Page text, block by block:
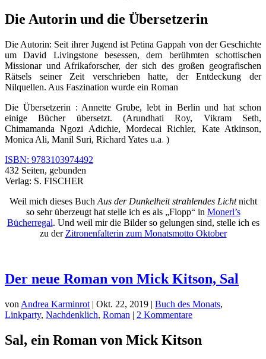
Die Autorin und die Übersetzerin
Die Autorin: Seit ihrer Jugend ist Petina Gappah von der Geschichte
um David Livingstone besessen, dem berühmten schottischen
Missionar und Afrikaforscher, der sich des großen geografischen
Rätsels seiner Zeit verschrieben hatte, der Entdeckung der
Nilquellen. Aus Faszination wurde ein Roman
Die Übersetzerin : Annette Grube, lebt in Berlin und hat schon
einige Bücher übersetzt. (Arundhati Roy, Vikram Seth,
Chimamanda Ngozi Adichie, Mordecai Richler, Kate Atkinson,
Monica Ali, Manil Suri, Richard Yates u.a. )
ISBN: 9783103974492
432 Seiten, gebunden
Verlag: S. FISCHER
Weil mich dieses Buch Aus der Dunkelheit strahlendes Lichtnicht
so sehr überzeugt hat stelle ich es als „Flopp“ in Monerl’s
Bücherregal. Und weil mir die Bilder so gelungen sind, stelle ich es
zu der Zitronenfalterin zum Monatsmotto Oktober
Der neue Roman von Mick Kitson, Sal
von Andrea Karminrot | Okt. 22, 2019 | Buch des Monats,
Linkparty, Nachdenklich, Roman | 2 Kommentare
Sal, ein Roman von Mick Kitson